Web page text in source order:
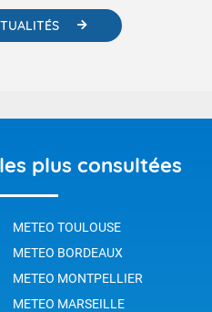
plus consultées
METEO TOULOUSE
METEO BORDEAUX
METEO MONTPELLIER
METEO MARSEILLE